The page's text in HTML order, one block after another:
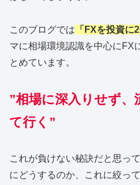
このブログでは 「FXを投資に
マに相場環境認識を中心にFX
とめています。
”相場に深入りせず、
て行く”
これが負けない秘訣だと思っ
にどうするのか、これに絞っ